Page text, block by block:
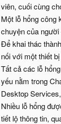
viên, cuối cùng
Một lỗ hổng công
chuyện của
Để khai thác
nối với một thiết
Tất cả các lỗ
yếu nằm trong
Desktop
Nhiều lỗ hổng
tiết lộ thông tin,